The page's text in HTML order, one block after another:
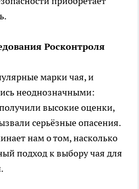
Росконтроля
марки чая, и
неоднозначными:
высокие оценки,
серьёзные опасения.
нам о том, насколько
подход к выбору чая для